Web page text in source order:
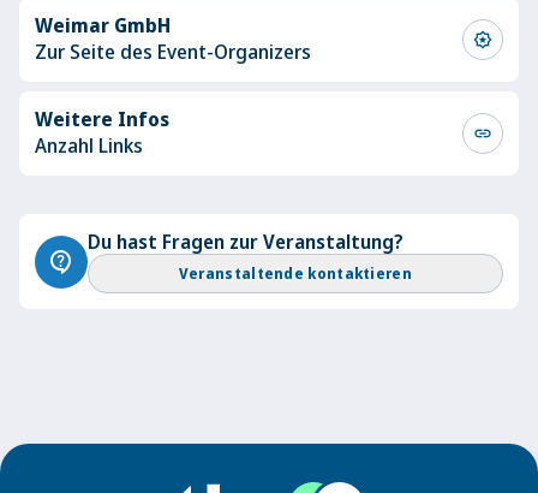
Weimar GmbH
Zur Seite des Event-Organizers
award_star
Weitere Infos
Anzahl Links
link
contact_support
Du hast Fragen zur Veranstaltung?
Veranstaltende kontaktieren